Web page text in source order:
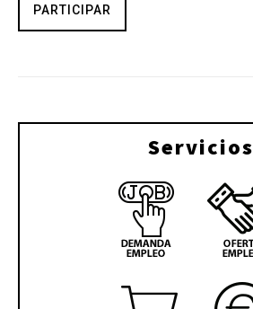
PARTICIPAR
Servicios